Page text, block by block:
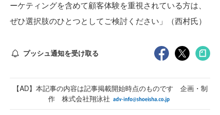
ーケティングを含めて顧客体験を重視されている方は、
ぜひ選択肢のひとつとしてご検討ください」（西村氏）
プッシュ通知を受け取る
【AD】本記事の内容は記事掲載開始時点のものです 企画・制
作 株式会社翔泳社